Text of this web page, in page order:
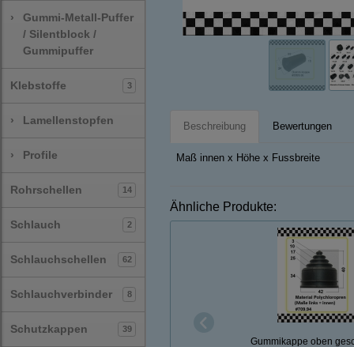
›
Gummi-Metall-Puffer
/ Silentblock /
Gummipuffer
Klebstoffe 3
› Lamellenstopfen
› Profile
Rohrschellen 14
Schlauch 2
Schlauchschellen 62
Schlauchverbinder 8
Schutzkappen 39
Beschreibung Bewertungen
Maß innen x Höhe x Fussbreite
Ähnliche Produkte:
Gummikappe oben